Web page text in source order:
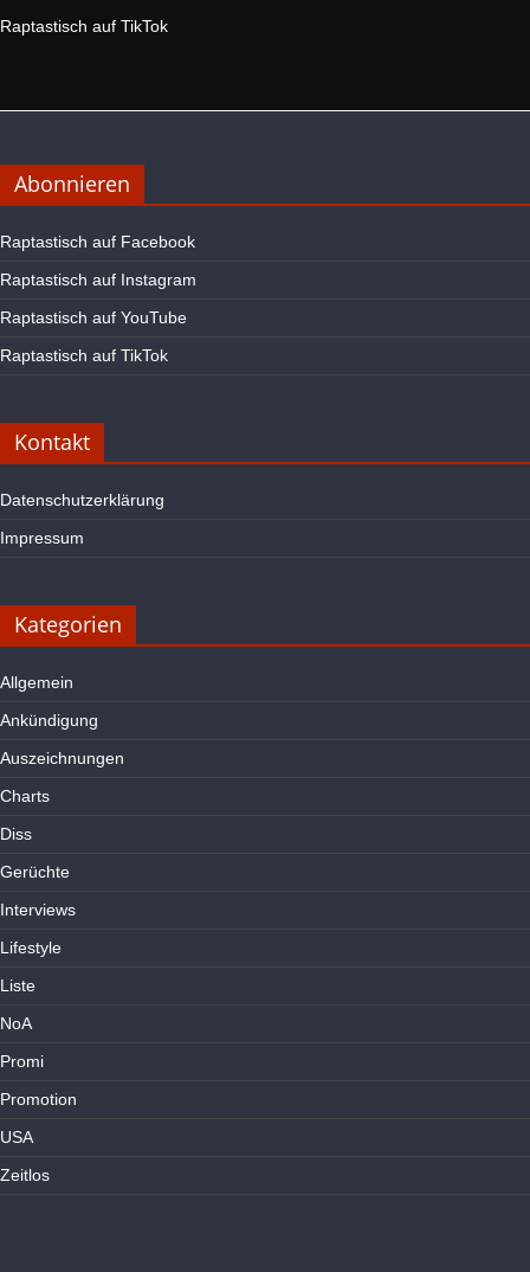
Raptastisch auf TikTok
Abonnieren
Raptastisch auf Facebook
Raptastisch auf Instagram
Raptastisch auf YouTube
Raptastisch auf TikTok
Kontakt
Datenschutzerklärung
Impressum
Kategorien
Allgemein
Ankündigung
Auszeichnungen
Charts
Diss
Gerüchte
Interviews
Lifestyle
Liste
NoA
Promi
Promotion
USA
Zeitlos